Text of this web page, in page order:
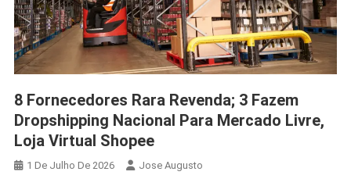
8 Fornecedores Rara Revenda; 3 Fazem
Dropshipping Nacional Para Mercado Livre,
Loja Virtual Shopee
1 De Julho De 2026 Jose Augusto